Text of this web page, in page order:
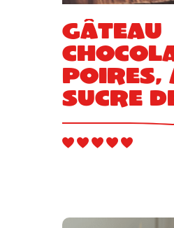
Gâteau
poires,
sucre
canne
stévia